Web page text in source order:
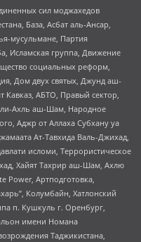
сил моджахедов
База, Асбат аль-Ансар,
мусульмане, Партия
Исламская группа, Движение
социальных реформ,
Дом двух святых, Джунд аш-
Кавказ, АБТО, Правый сектор,
ли-Ахль аш-Шам, Народное
Аджр от Аллаха Субхану уа
Ат-Тавхида Валь-Джихад,
исломи, Террористическое
Хайят Тахрир аш-Шам, Ахлю
Power, Артподготовка,
Колумбайн, Хатлонский
п. Кушкуль г. Оренбург,
имени Номана
Таджикистана,